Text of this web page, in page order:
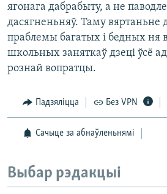
ягонага дабрабыту, а не
дасягненьняў. Таму
праблемы багатых і бедных ня
школьных заняткаў дзеці ўсё
рознай вопратцы.
Падзяліцца Без VPN
Сачыце за абнаўленьнямі
Выбар рэдакцыі